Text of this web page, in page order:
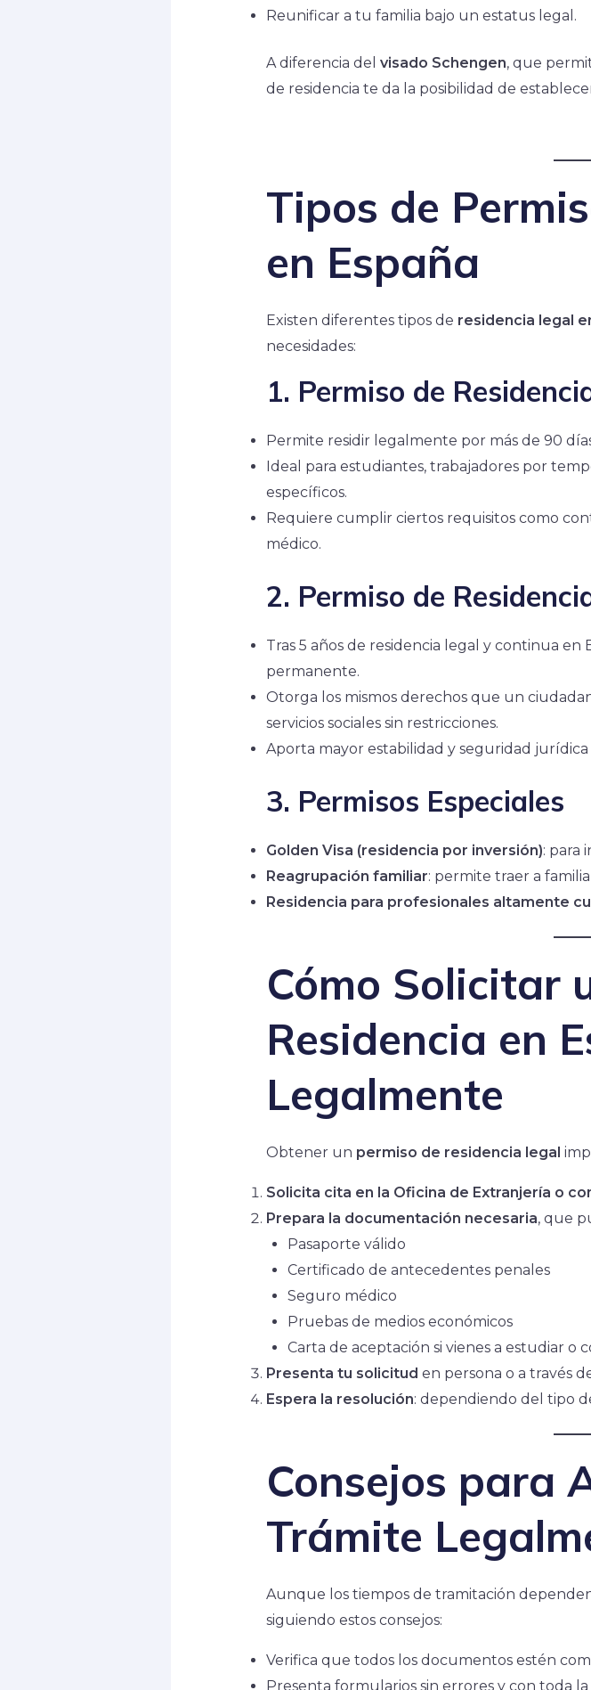
Reunificar a tu familia bajo un estatus legal.
A diferencia del visado Schengen, que
de residencia te da la posibilidad de
Tipos de
en España
Existen diferentes tipos de residencia legal
necesidades:
1. Permiso de
Permite residir legalmente por más de 90
Ideal para estudiantes, trabajadores por
específicos.
Requiere cumplir ciertos requisitos como
médico.
2. Permiso de
Tras 5 años de residencia legal y continua en
permanente.
Otorga los mismos derechos que un
servicios sociales sin restricciones.
Aporta mayor estabilidad y seguridad jurídica
3. Permisos Especiales
Golden Visa (residencia por inversión): para
Reagrupación familiar: permite traer a
Residencia para profesionales altamente
Cómo Solicitar
Residencia en
Legalmente
Obtener un permiso de residencia legal
Solicita cita en la Oficina de Extranjería o
Prepara la documentación necesaria, que
Pasaporte válido
Certificado de antecedentes penales
Seguro médico
Pruebas de medios económicos
Carta de aceptación si vienes a estudiar o
Presenta tu solicitud en persona o a través
Espera la resolución: dependiendo del tipo
Consejos para
Trámite
Aunque los tiempos de tramitación
siguiendo estos consejos:
Verifica que todos los documentos estén
Presenta formularios sin errores y con toda